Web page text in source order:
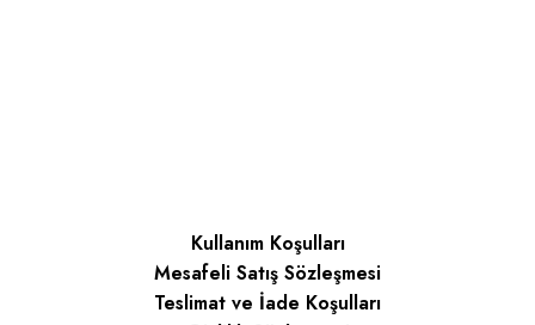
Kullanım Koşulları
Mesafeli Satış Sözleşmesi
Teslimat ve İade Koşulları